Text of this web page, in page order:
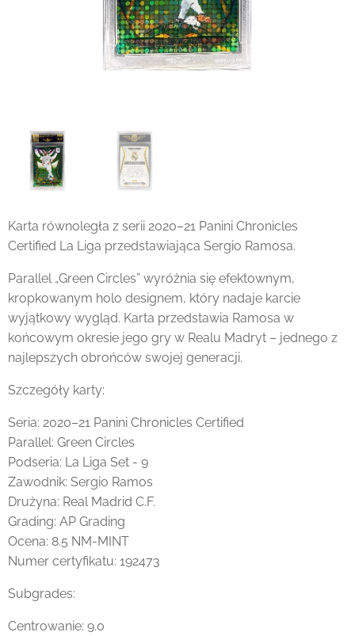
Karta równoległa z serii 2020–21 Panini Chronicles
Certified La Liga przedstawiająca Sergio Ramosa.
Parallel „Green Circles” wyróżnia się efektownym,
kropkowanym holo designem, który nadaje karcie
wyjątkowy wygląd. Karta przedstawia Ramosa w
końcowym okresie jego gry w Realu Madryt – jednego z
najlepszych obrońców swojej generacji.
Szczegóły karty:
Seria: 2020–21 Panini Chronicles Certified
Parallel: Green Circles
Podseria: La Liga Set - 9
Zawodnik: Sergio Ramos
Drużyna: Real Madrid C.F.
Grading: AP Grading
Ocena: 8.5 NM-MINT
Numer certyfikatu: 192473
Subgrades:
Centrowanie: 9.0